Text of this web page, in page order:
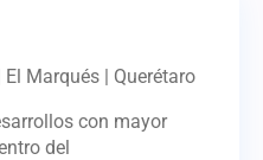
Marqués | Querétaro
con mayor
del